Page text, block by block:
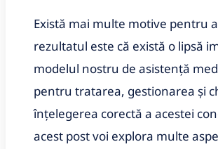
Există mai multe motive pentru
rezultatul este că există o lipsă
modelul nostru de asistență
pentru tratarea, gestionarea și
înțelegerea corectă a acestei
acest post voi explora multe